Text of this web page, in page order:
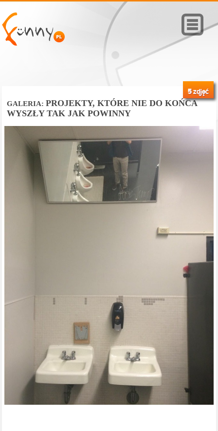
GALERIA: PROJEKTY, KTÓRE NIE DO KOŃCA
WYSZŁY TAK JAK POWINNY
5zdjęć